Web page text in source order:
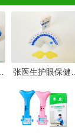
张医生护眼保健…